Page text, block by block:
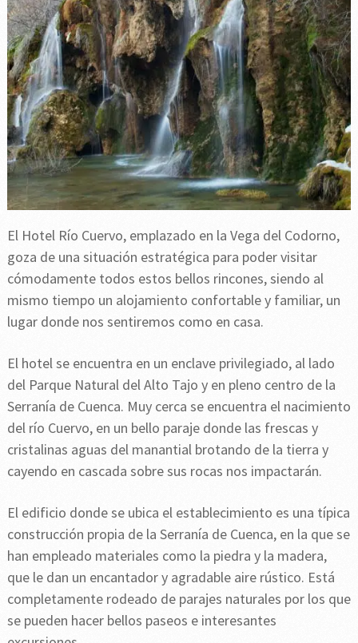
El Hotel Río Cuervo, emplazado en la Vega del Codorno,
goza de una situación estratégica para poder visitar
cómodamente todos estos bellos rincones, siendo al
mismo tiempo un alojamiento confortable y familiar, un
lugar donde nos sentiremos como en casa.
El hotel se encuentra en un enclave privilegiado, al lado
del Parque Natural del Alto Tajo y en pleno centro de la
Serranía de Cuenca. Muy cerca se encuentra el nacimiento
del río Cuervo, en un bello paraje donde las frescas y
cristalinas aguas del manantial brotando de la tierra y
cayendo en cascada sobre sus rocas nos impactarán.
El edificio donde se ubica el establecimiento es una típica
construcción propia de la Serranía de Cuenca, en la que se
han empleado materiales como la piedra y la madera,
que le dan un encantador y agradable aire rústico. Está
completamente rodeado de parajes naturales por los que
se pueden hacer bellos paseos e interesantes